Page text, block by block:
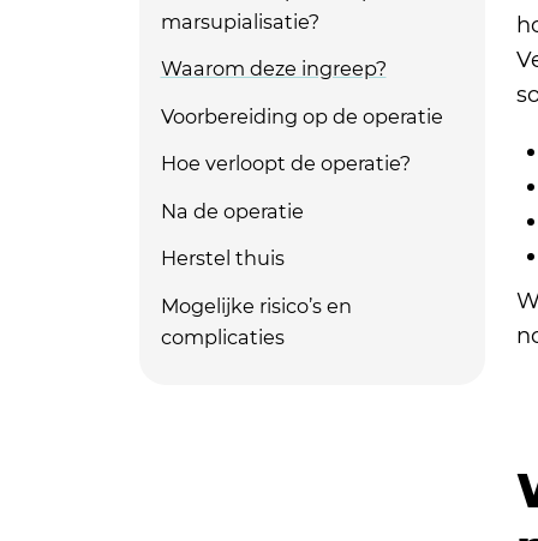
marsupialisatie?
Waarom deze ingreep?
Voorbereiding op de operatie
Hoe verloopt de operatie?
Na de operatie
Herstel thuis
Mogelijke risico’s en
complicaties